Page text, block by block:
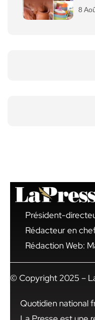
8
Président-
Rédacteur en
Rédaction Web:
© Copyright 2025 –
Quotidien national